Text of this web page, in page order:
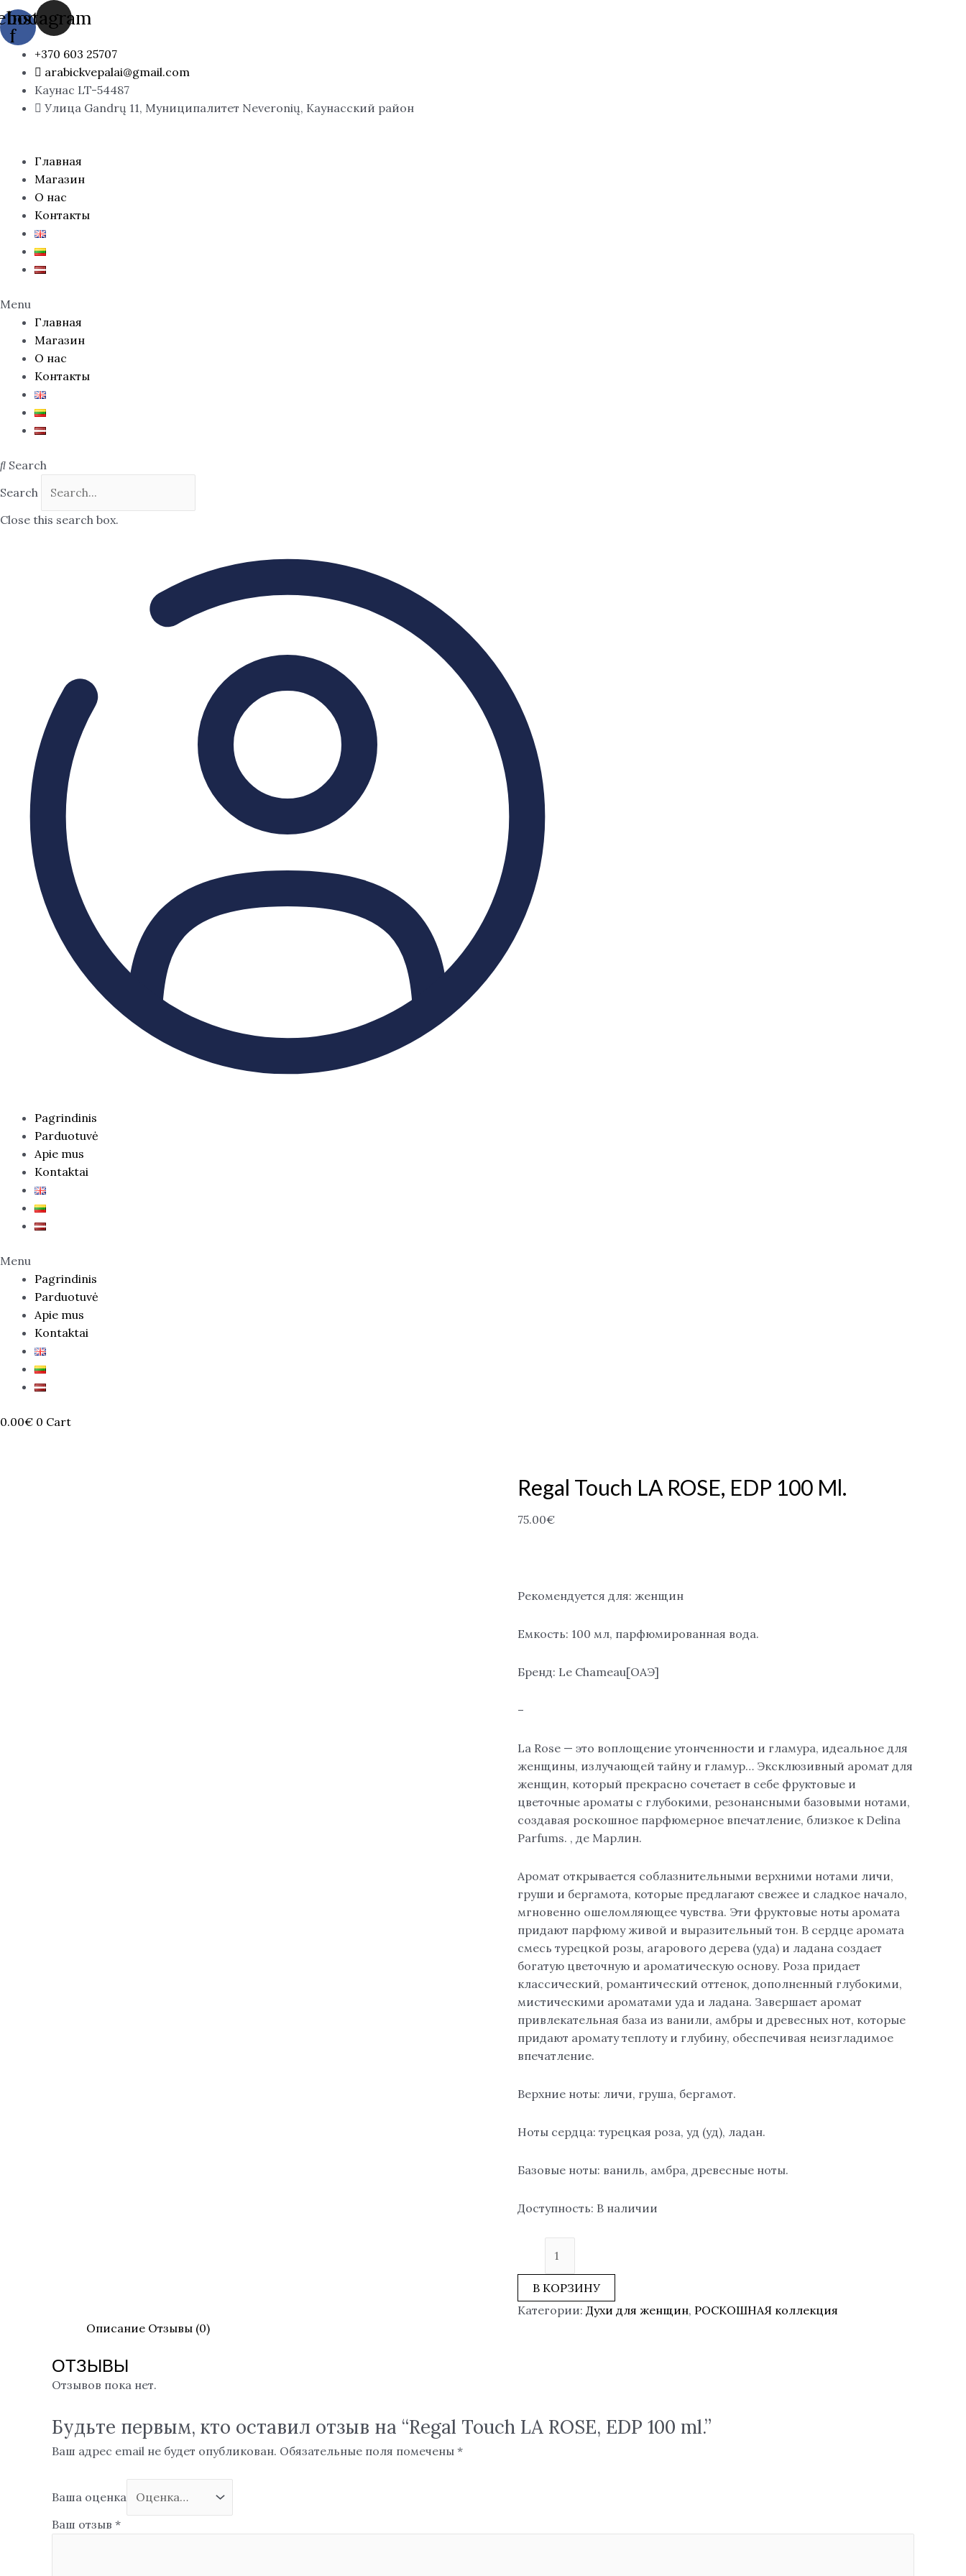
Перейти
к
содержимому
f
Instagram
+370 603 25707
arabickvepalai@gmail.com
Каунас LT-54487
Улица Gandrų 11, Муниципалитет Neveronių, Каунасский район
Главная
Магазин
О нас
Контакты
Menu
Главная
Магазин
О нас
Контакты
Search
Search
Close this search box.
Pagrindinis
Parduotuvė
Apie mus
Kontaktai
Menu
Pagrindinis
Parduotuvė
Apie mus
Kontaktai
0.00€ 0 Cart
Regal Touch LA ROSE, EDP 100 Ml.
75.00€
Рекомендуется для: женщин
Емкость: 100 мл, парфюмированная вода.
Бренд: Le Chameau[ОАЭ]
–
La Rose — это воплощение утонченности и гламура, идеальное для
женщины, излучающей тайну и гламур… Эксклюзивный аромат для
женщин, который прекрасно сочетает в себе фруктовые и
цветочные ароматы с глубокими, резонансными базовыми нотами,
создавая роскошное парфюмерное впечатление, близкое к Delina
Parfums. , де Марлин.
Аромат открывается соблазнительными верхними нотами личи,
груши и бергамота, которые предлагают свежее и сладкое начало,
мгновенно ошеломляющее чувства. Эти фруктовые ноты аромата
придают парфюму живой и выразительный тон. В сердце аромата
смесь турецкой розы, агарового дерева (уда) и ладана создает
богатую цветочную и ароматическую основу. Роза придает
классический, романтический оттенок, дополненный глубокими,
мистическими ароматами уда и ладана. Завершает аромат
привлекательная база из ванили, амбры и древесных нот, которые
придают аромату теплоту и глубину, обеспечивая неизгладимое
впечатление.
Верхние ноты: личи, груша, бергамот.
Ноты сердца: турецкая роза, уд (уд), ладан.
Базовые ноты: ваниль, амбра, древесные ноты.
Доступность: В наличии
В КОРЗИНУ
Категории: Духи для женщин, РОСКОШНАЯ коллекция
Описание Отзывы (0)
ОТЗЫВЫ
Отзывов пока нет.
Будьте первым, кто оставил отзыв на “Regal Touch LA ROSE, EDP 100 ml.”
Ваш адрес email не будет опубликован. Обязательные поля помечены *
Ваша оценка
Ваш отзыв *